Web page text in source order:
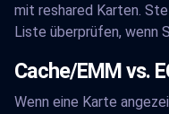
mit reshared Karten.
Liste überprüfen, wenn
Cache/EMM vs.
Wenn eine Karte